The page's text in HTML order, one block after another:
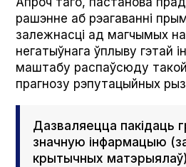
рашэнне аб рэагаванні
залежнасці ад магчымых
негатыўнага ўплыву гэтай
маштабу распаўсюду такой
прагнозу рэпутацыйных
Дазваляецца пакідаць
значную інфармацыю
крытычных